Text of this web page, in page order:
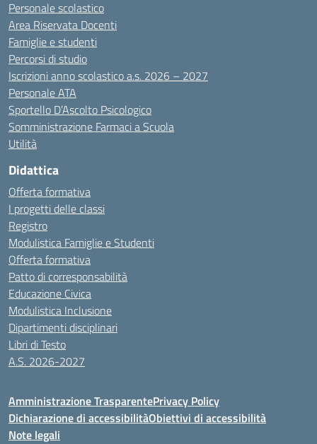
Personale scolastico
Area Riservata Docenti
Famiglie e studenti
Percorsi di studio
Iscrizioni anno scolastico a.s. 2026 – 2027
Personale ATA
Sportello D’Ascolto Psicologico
Somministrazione Farmaci a Scuola
Utilità
Didattica
Offerta formativa
I progetti delle classi
Registro
Modulistica Famiglie e Studenti
Offerta formativa
Patto di corresponsabilità
Educazione Civica
Modulistica Inclusione
Dipartimenti disciplinari
Libri di Testo
A.S. 2026-2027
Amministrazione TrasparentePrivacy Policy
Dichiarazione di accessibilitàObiettivi di accessibilità
Note legali